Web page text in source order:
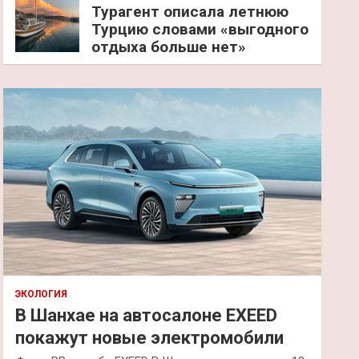
Турагент описала летнюю
Турцию словами «выгодного
отдыха больше нет»
ЭКОЛОГИЯ
В Шанхае на автосалоне EXEED
покажут новые электромобили